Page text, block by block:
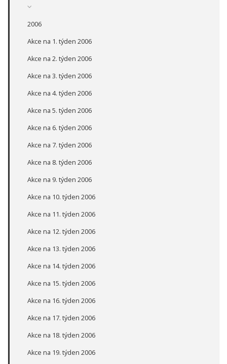
2006
Akce na 1. týden 2006
Akce na 2. týden 2006
Akce na 3. týden 2006
Akce na 4. týden 2006
Akce na 5. týden 2006
Akce na 6. týden 2006
Akce na 7. týden 2006
Akce na 8. týden 2006
Akce na 9. týden 2006
Akce na 10. týden 2006
Akce na 11. týden 2006
Akce na 12. týden 2006
Akce na 13. týden 2006
Akce na 14. týden 2006
Akce na 15. týden 2006
Akce na 16. týden 2006
Akce na 17. týden 2006
Akce na 18. týden 2006
Akce na 19. týden 2006